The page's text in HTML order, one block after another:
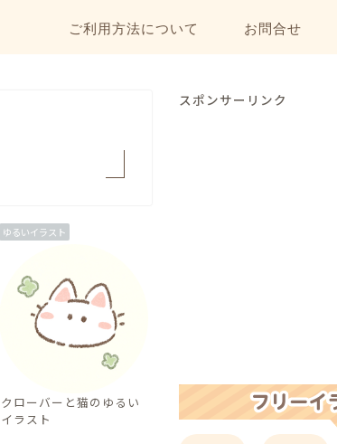
ご利用方法について お問合せ
ゆるいイラスト
クローバーと猫のゆるい
イラスト
スポンサーリンク